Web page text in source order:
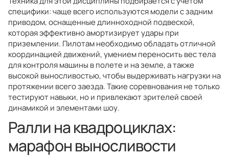
специфики: чаще всего используются модели с задним
приводом, оснащенные длинноходной подвеской,
которая эффективно амортизирует удары при
приземлении. Пилотам необходимо обладать отличной
координацией движений, умением переносить вес тела
для контроля машины в полете и на земле, а также
высокой выносливостью, чтобы выдерживать нагрузки на
протяжении всего заезда. Такие соревнования не только
тестируют навыки, но и привлекают зрителей своей
динамикой и элементами шоу.
Ралли на квадроциклах:
марафон выносливости